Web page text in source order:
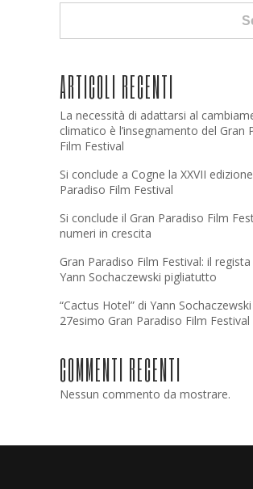
ARTICOLI RECENTI
La necessità di adattarsi al
climatico è l’insegnamento del Gran
Film Festival
Si conclude a Cogne la XXVII
Paradiso Film Festival
Si conclude il Gran Paradiso Film
numeri in crescita
Gran Paradiso Film Festival: il
Yann Sochaczewski pigliatutto
“Cactus Hotel” di Yann
27esimo Gran Paradiso Film Festival
COMMENTI RECENTI
Nessun commento da mostrare.